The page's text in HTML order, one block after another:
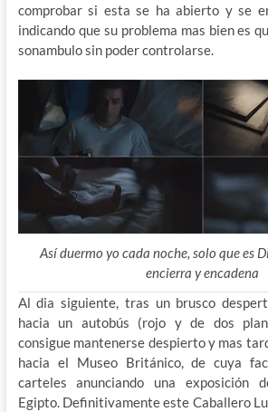
comprobar si esta se ha abierto y se
indicando que su problema mas bien es
sonambulo sin poder controlarse.
Así duermo yo cada noche, solo que es
encierra y encadena
Al dia siguiente, tras un brusco
hacia un autobús (rojo y de dos
consigue mantenerse despierto y mas
hacia el Museo Británico, de cuya
carteles anunciando una exposición
Egipto. Definitivamente este Caballero